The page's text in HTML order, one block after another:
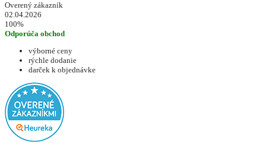
Overený zákazník
02.04.2026
100%
Odporúča obchod
výborné ceny
rýchle dodanie
darček k objednávke